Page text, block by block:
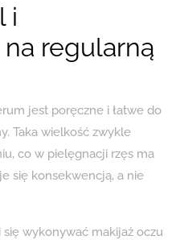
i
regularną
jest poręczne i łatwe do
Taka wielkość zwykle
co w pielęgnacji rzęs ma
się konsekwencją, a nie
się wykonywać makijaż oczu